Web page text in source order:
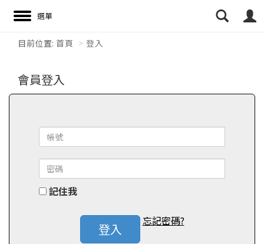
目前位置: 首頁 登入
會員登入
記住我
登入
忘記密碼?